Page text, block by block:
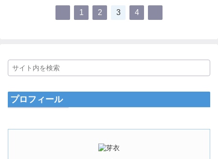
1 2 3 4
プロフィール